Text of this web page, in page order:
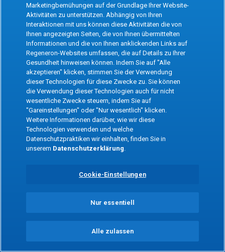
Something went wrong. Please try refreshing
the app
Refresh
Marketingbemühungen auf der Grundlage Ihrer Website-
Aktivitäten zu unterstützen. Abhängig von Ihren
Interaktionen mit uns können diese Aktivitäten die von
Ihnen angezeigten Seiten, die von Ihnen übermittelten
Informationen und die von Ihnen anklickenden Links auf
Regeneron-Websites umfassen, die auf Details zu Ihrer
Gesundheit hinweisen können. Indem Sie auf "Alle
akzeptieren" klicken, stimmen Sie der Verwendung
dieser Technologien für diese Zwecke zu. Sie können
die Verwendung dieser Technologien auch für nicht
wesentliche Zwecke steuern, indem Sie auf
"Gareinstellungen" oder "Nur wesentlich" klicken.
Weitere Informationen darüber, wie wir diese
Technologien verwenden und welche
Datenschutzpraktiken wir einhalten, finden Sie in
unserem Datenschutzerklärung.
Cookie-Einstellungen
Nur essentiell
Alle zulassen